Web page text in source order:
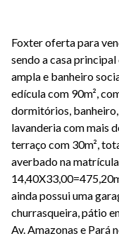
Foxter oferta para
sendo a casa
ampla e banheiro
edícula com 90m²,
dormitórios,
lavanderia com mais
terraço com 30m²,
averbado na
ainda possui uma
churrasqueira, pátio
Av. Amazonas e Pará